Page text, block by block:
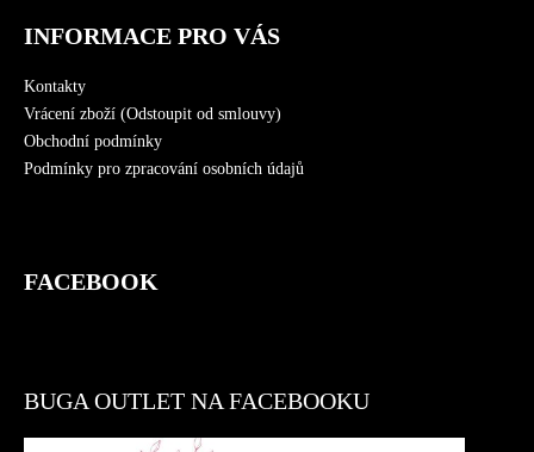
INFORMACE PRO VÁS
Kontakty
Vrácení zboží (Odstoupit od smlouvy)
Obchodní podmínky
Podmínky pro zpracování osobních údajů
FACEBOOK
BUGA OUTLET NA FACEBOOKU